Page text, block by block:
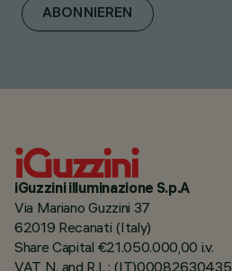
ABONNIEREN
iGuzzini illuminazione S.p.A
Via Mariano Guzzini 37
62019 Recanati (Italy)
Share Capital €21.050.000,00 i.v.
VAT N. and R.I. : (IT)00082630435